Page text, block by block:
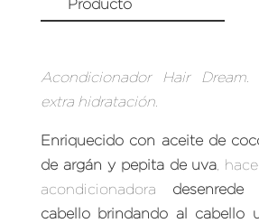
DREAMProducto
Acondicionador Hair Dream.
extra hidratación.
Enriquecido con aceite de
de argán y pepita de uva ,
acondicionadora
cabello brindando al cabello